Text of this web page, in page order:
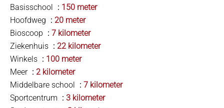
Basisschool
150 meter
Hoofdweg
20 meter
Bioscoop
7 kilometer
Ziekenhuis
22 kilometer
Winkels
100 meter
Meer
2 kilometer
Middelbare school
7 kilometer
Sportcentrum
3 kilometer